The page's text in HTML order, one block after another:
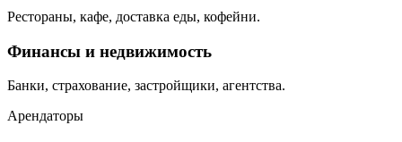
Рестораны, кафе, доставка еды, кофейни.
Финансы и недвижимость
Банки, страхование, застройщики, агентства.
Арендаторы